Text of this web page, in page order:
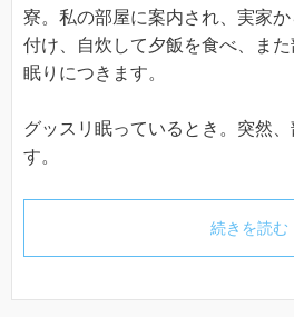
寮。私の部屋に案内され、実家
付け、自炊して夕飯を食べ、ま
眠りにつきます。
グッスリ眠っているとき。突然
す。
続きを読む